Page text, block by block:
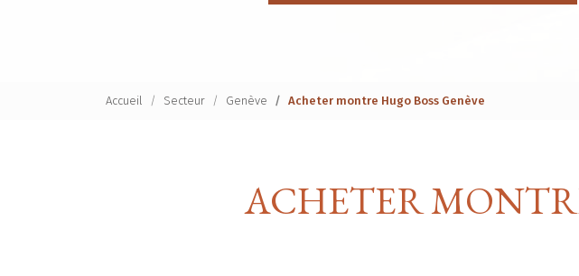
Accueil Secteur Genève Acheter montre Hugo Boss Genève
ACHETER